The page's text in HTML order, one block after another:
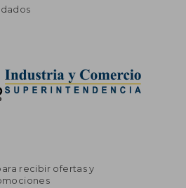
recibir ofertas y